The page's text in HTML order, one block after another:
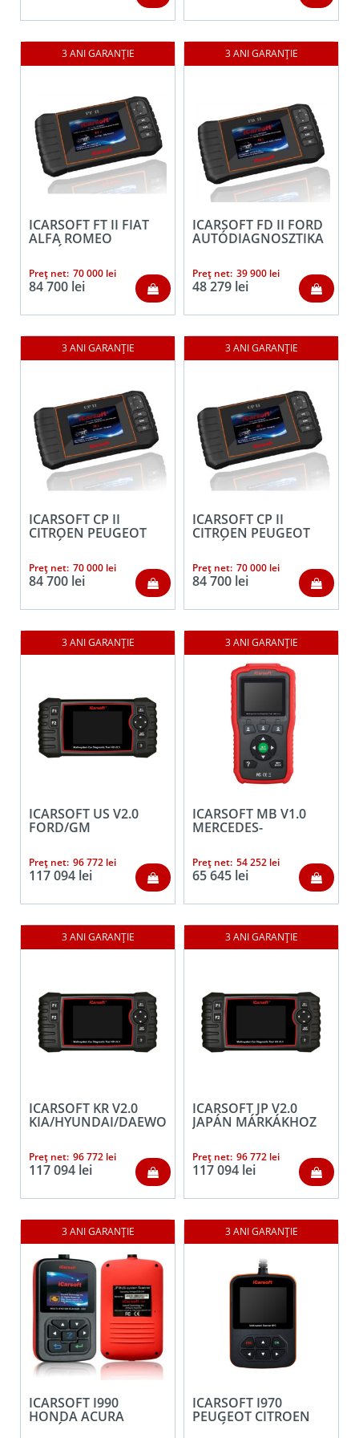
ICARSOFT FT II FIAT
ALFA ROMEO
AUTÓDIAGNOSZTIKA
Preț net: 70 000 lei
84 700 lei
ICARSOFT FD II FORD
AUTÓDIAGNOSZTIKA
Preț net: Prețul
inițial
69
990 lei.
39 900 leiPrețul
curent
este:
900 lei.
Prețul
a
84
688 lei.
48 279 leiPrețul
este:
279 lei.
ICARSOFT CP II
CITROEN PEUGEOT
AUTÓDIAGNOSZTIKA
Preț net: 70 000 lei
84 700 lei
ICARSOFT CP II
CITROEN PEUGEOT
AUTÓDIAGNOSZTIKA
Preț net: 70 000 lei
84 700 lei
ICARSOFT US V2.0
FORD/GM
Preț net: 96 772 lei
117 094 lei
ICARSOFT MB V1.0
MERCEDES-
Preț net: 54 252 lei
65 645 lei
ICARSOFT KR V2.0
KIA/HYUNDAI/DAEWOO
Preț net: 96 772 lei
117 094 lei
ICARSOFT JP V2.0
JAPÁN MÁRKÁKHOZ
Preț net: 96 772 lei
117 094 lei
ICARSOFT I990
HONDA ACURA
AUTÓDIAGNOSZTIKA
ICARSOFT I970
PEUGEOT CITROEN
AUTÓDIAGNOSZTIKA